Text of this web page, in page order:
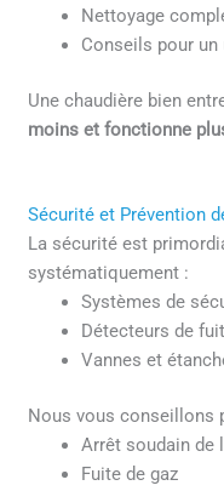
Nettoyage
Conseils pour
Une chaudière bien
moins et fonctionne
Sécurité et Prévention
La sécurité est
systématiquement :
Systèmes de
Détecteurs de
Vannes et
Nous vous conseillons
Arrêt soudain de
Fuite de gaz